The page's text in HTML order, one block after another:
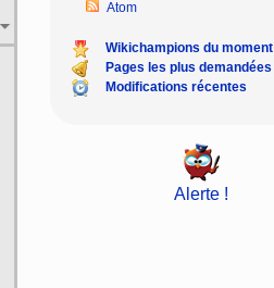
Atom
Wikichampions du moment
Pages les plus demandées
Modifications récentes
Alerte !